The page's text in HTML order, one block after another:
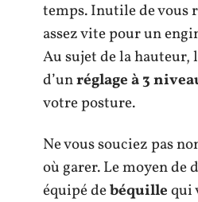
temps. Inutile de vous
assez vite pour un
Au sujet de la hauteur,
d’unréglage à 3
votre posture.
Ne vous souciez pas
où garer. Le moyen de
équipé debéquillequi